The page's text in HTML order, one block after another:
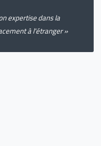
expertise dans la
à l'étranger »